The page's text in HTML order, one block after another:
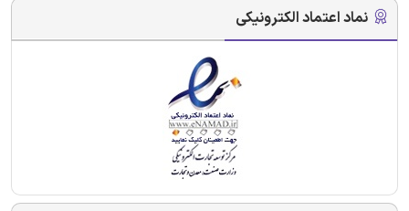
نماد اعتماد الکترونیکی